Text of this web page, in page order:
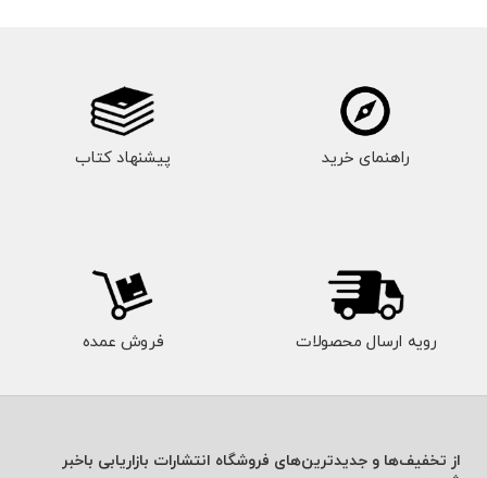
راهنمای خرید پیشنهاد کتاب
رویه ارسال محصولات فروش عمده
از تخفیف‌ها و جدیدترین‌های فروشگاه انتشارات بازاریابی باخبر